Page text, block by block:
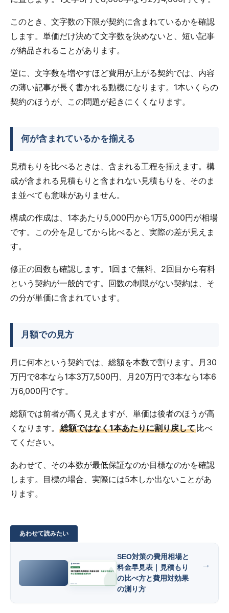
このとき、文字数の下限が契約に含まれているかを確認
します。単価だけ決めて文字数を決めないと、短い記事
が納品されることがあります。
逆に、文字数を増やすほど費用が上がる契約では、内容
の薄い記事が長く書かれる動機になります。1本いくらの
契約のほうが、この問題が起きにくくなります。
何が含まれているかを揃える
見積もりを比べるときは、含まれる工程を揃えます。構
成が含まれる見積もりと含まれない見積もりを、そのま
ま並べても意味がありません。
構成の作成は、1本あたり5,000円から1万5,000円が相場
です。この分を足してから比べると、実際の差が見えま
す。
修正の回数も確認します。1回まで無料、2回目から有料
という契約が一般的です。回数の制限がない契約は、そ
の分が単価に含まれています。
月額での見方
月に何本という契約では、総額を本数で割ります。月30
万円で8本なら1本3万7,500円、月20万円で3本なら1本6
万6,000円です。
総額では前者が高く見えますが、単価は後者のほうが高
くなります。 総額ではなく1本あたりに割り戻して 比べ
てください。
あわせて、その本数が最低保証なのか目標なのかを確認
します。目標の場合、実際には5本しか出ないことがあ
ります。
SEO対策の費用相場と
料金早見表｜見積もり
の比べ方と費用対効果
の測り方